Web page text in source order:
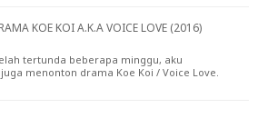
KOE KOI A.K.A VOICE LOVE (2016)
tertunda beberapa minggu, aku
menonton drama Koe Koi / Voice Love.